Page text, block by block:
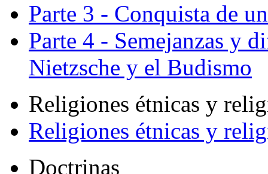
Parte 3 - Conquista de
Parte 4 - Semejanzas y
Nietzsche y el Budismo
Religiones étnicas y
Religiones étnicas y
Doctrinas